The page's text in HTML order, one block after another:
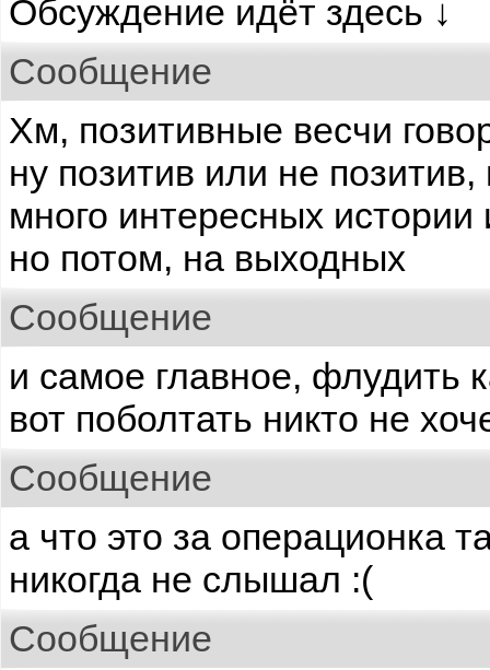
Обсуждение идёт здесь ↓
Сообщение
Хм, позитивные весчи
ну позитив или не позитив,
много интересных истории
но потом, на выходных
Сообщение
и самое главное, флудить
вот поболтать никто не
Сообщение
а что это за операционка
никогда не слышал :(
Сообщение